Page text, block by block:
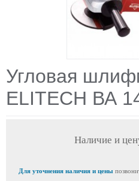
Угловая
ELITECH ВА
Наличие и
Для уточнения наличия и цены